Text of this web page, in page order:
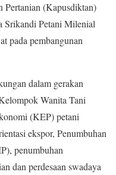
Pertanian (Kapusdiktan)
Srikandi Petani Milenial
pada pembangunan
dalam gerakan
Wanita Tani
(KEP) petani
ekspor, Penumbuhan
penumbuhan
dan perdesaan swadaya